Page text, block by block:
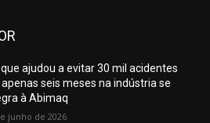
ajudou a evitar 30 mil acidentes
seis meses na indústria se
à Abimaq
junho de 2026